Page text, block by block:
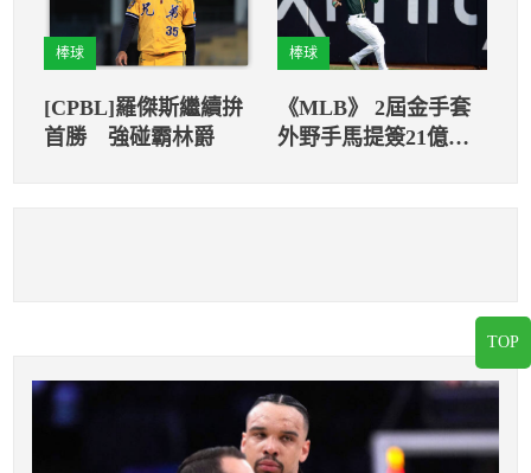
棒球
[CPBL]羅傑斯繼續拚
首勝 強碰霸林爵
棒球
《MLB》 2屆金手套
外野手馬提簽21億合
TOP